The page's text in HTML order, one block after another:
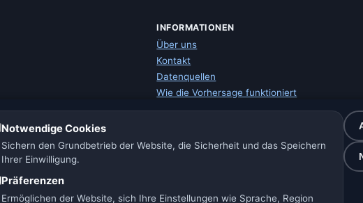
INFORMATIONEN
Über uns
Kontakt
Datenquellen
Wie die Vorhersage funktioniert
Wie wir mit Daten arbeiten
Notwendige Cookies
Sichern den Grundbetrieb der Website, die Sicherheit und das Speichern
Ihrer Einwilligung.
Präferenzen
Ermöglichen der Website, sich Ihre Einstellungen wie Sprache, Region